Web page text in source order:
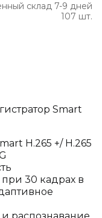
склад 7-9 дней
107 шт.
Smart
H.265 +/ H.265
30 кадрах в